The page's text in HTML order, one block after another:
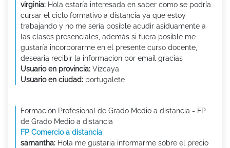
virginia: Hola estaría interesada en saber como se podría
cursar el ciclo formativo a distancia ya que estoy
trabajando y no me sería posible acudir asiduamente a
las clases presenciales, además si fuera posible me
gustaría incorporarme en el presente curso docente,
desearia recibir la informacion por email gracias
Usuario en provincia: Vizcaya
Usuario en ciudad: portugalete
Formación Profesional de Grado Medio a distancia - FP
de Grado Medio a distancia
FP Comercio a distancia
samantha: Hola me gustaria informarme sobre el precio